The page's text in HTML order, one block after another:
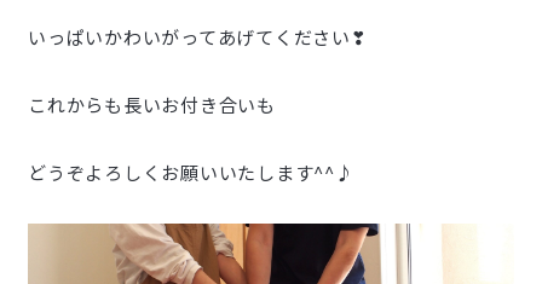
いっぱいかわいがってあげてください❣
これからも長いお付き合いも
どうぞよろしくお願いいたします^^♪